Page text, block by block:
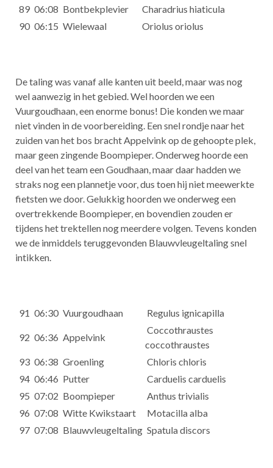
89 06:08 Bontbekplevier
Charadrius hiaticula
90 06:15 Wielewaal Oriolus oriolus
De taling was vanaf alle kanten uit beeld, maar was nog
wel aanwezig in het gebied. Wel hoorden we een
Vuurgoudhaan, een enorme bonus! Die konden we maar
niet vinden in de voorbereiding. Een snel rondje naar het
zuiden van het bos bracht Appelvink op de gehoopte plek,
maar geen zingende Boompieper. Onderweg hoorde een
deel van het team een Goudhaan, maar daar hadden we
straks nog een plannetje voor, dus toen hij niet meewerkte
fietsten we door. Gelukkig hoorden we onderweg een
overtrekkende Boompieper, en bovendien zouden er
tijdens het trektellen nog meerdere volgen. Tevens konden
we de inmiddels teruggevonden Blauwvleugeltaling snel
intikken.
91 06:30 Vuurgoudhaan Regulus ignicapilla
92 06:36 Appelvink
Coccothraustes
coccothraustes
93 06:38 Groenling
Chloris chloris
94 06:46 Putter
Carduelis carduelis
95 07:02 Boompieper
Anthus trivialis
96 07:08 Witte Kwikstaart
Motacilla alba
97 07:08 Blauwvleugeltaling Spatula discors